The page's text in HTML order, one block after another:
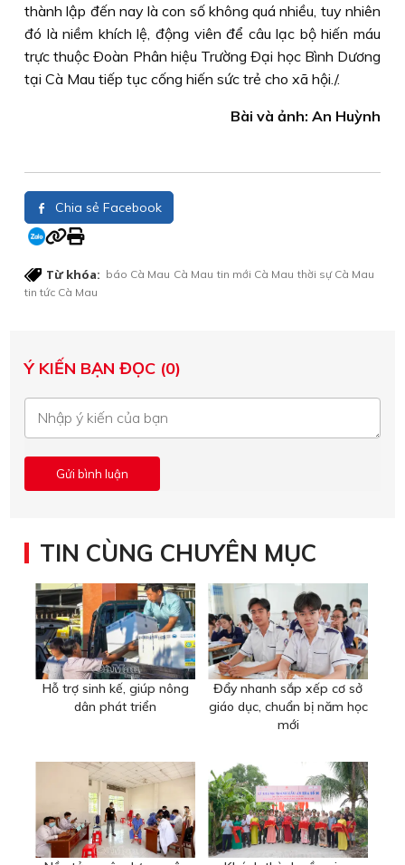
thành lập đến nay là con số không quá nhiều, tuy nhiên
đó là niềm khích lệ, động viên để câu lạc bộ hiến máu
trực thuộc Ðoàn Phân hiệu Trường Ðại học Bình Dương
tại Cà Mau tiếp tục cống hiến sức trẻ cho xã hội./.
Bài và ảnh: An Huỳnh
Chia sẻ Facebook
Từ khóa: báo Cà Mau Cà Mau tin mới Cà Mau thời sự Cà Mau
tin tức Cà Mau
Ý KIẾN BẠN ĐỌC (0)
TIN CÙNG CHUYÊN MỤC
Hỗ trợ sinh kế, giúp nông
dân phát triển
Đẩy nhanh sắp xếp cơ sở
giáo dục, chuẩn bị năm học
mới